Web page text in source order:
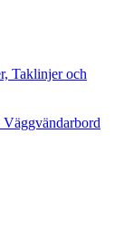
Taklinjer och